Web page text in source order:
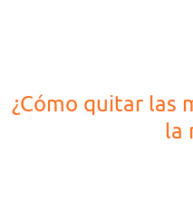
¿Cómo quitar las
la